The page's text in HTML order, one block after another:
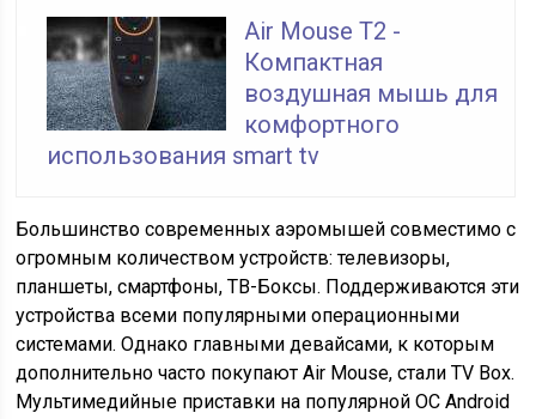
Air Mouse T2 -
Компактная
воздушная мышь для
комфортного
использования smart tv
Большинство современных аэромышей совместимо с
огромным количеством устройств: телевизоры,
планшеты, смартфоны, ТВ-Боксы. Поддерживаются эти
устройства всеми популярными операционными
системами. Однако главными девайсами, к которым
дополнительно часто покупают Air Mouse, стали TV Box.
Мультимедийные приставки на популярной ОС Android